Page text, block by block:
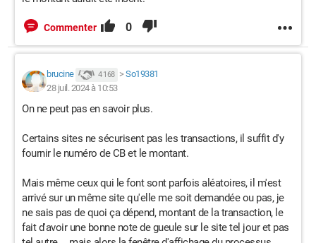
Commenter 0
brucine 4 168 > So19381
28 juil. 2024 à 10:53
On ne peut pas en savoir plus.
Certains sites ne sécurisent pas les transactions, il suffit d'y
fournir le numéro de CB et le montant.
Mais même ceux qui le font sont parfois aléatoires, il m'est
arrivé sur un même site qu'elle me soit demandée ou pas, je
ne sais pas de quoi ça dépend, montant de la transaction, le
fait d'avoir une bonne note de gueule sur le site tel jour et pas